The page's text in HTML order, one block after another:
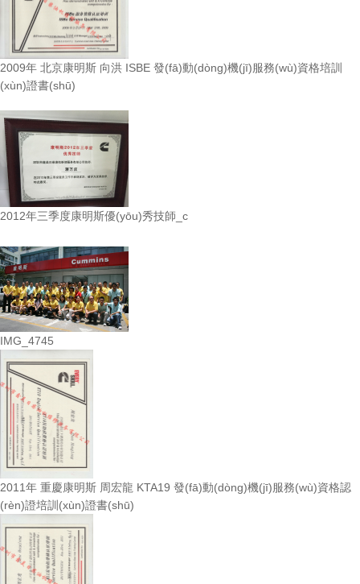
2009年 北京康明斯 向洪 ISBE 發(fā)動(dòng)機(jī)服務(wù)資格培訓
(xùn)證書(shū)
2012年三季度康明斯優(yōu)秀技師_c
IMG_4745
2011年 重慶康明斯 周宏龍 KTA19 發(fā)動(dòng)機(jī)服務(wù)資格認
(rèn)證培訓(xùn)證書(shū)